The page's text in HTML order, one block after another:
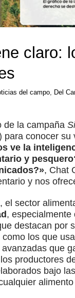
claro:
del campo, Del
de la campaña
para conocer
ve la
y
, Chat
y nos
el sector
, especialmente
destacan por
los que
que
productores
bajo